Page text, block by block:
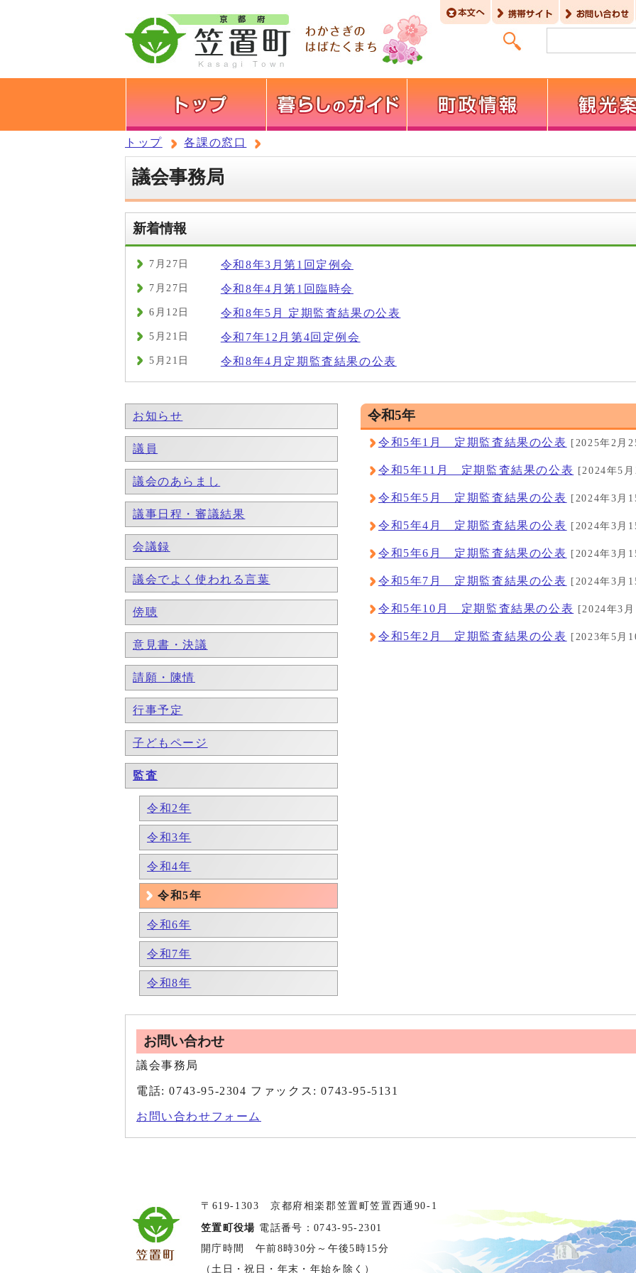
トップ 各課の窓口
議会事務局
新着情報
7月27日 令和8年3月第1回定例会
7月27日 令和8年4月第1回臨時会
6月12日 令和8年5月 定期監査結果の公表
5月21日 令和7年12月第4回定例会
5月21日 令和8年4月定期監査結果の公表
お知らせ
議員
議会のあらまし
議事日程・審議結果
会議録
議会でよく使われる言葉
傍聴
意見書・決議
請願・陳情
行事予定
子どもページ
監査
令和2年
令和3年
令和4年
令和5年
令和6年
令和7年
令和8年
令和5年
令和5年1月 定期監査結果の公表 [2025年2月
令和5年11月 定期監査結果の公表 [2024年5
令和5年5月 定期監査結果の公表 [2024年3月
令和5年4月 定期監査結果の公表 [2024年3月
令和5年6月 定期監査結果の公表 [2024年3月
令和5年7月 定期監査結果の公表 [2024年3月
令和5年10月 定期監査結果の公表 [2024年3
令和5年2月 定期監査結果の公表 [2023年5月
お問い合わせ
議会事務局
電話: 0743-95-2304 ファックス: 0743-95-5131
お問い合わせフォーム
〒619-1303 京都府相楽郡笠置町笠置西通90-1
笠置町役場 電話番号：0743-95-2301
開庁時間 午前8時30分～午後5時15分
（土日・祝日・年末・年始を除く）